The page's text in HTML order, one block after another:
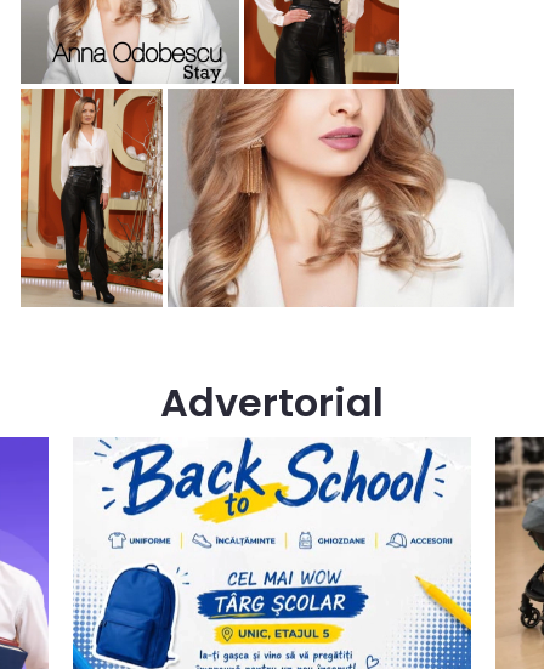
Advertorial